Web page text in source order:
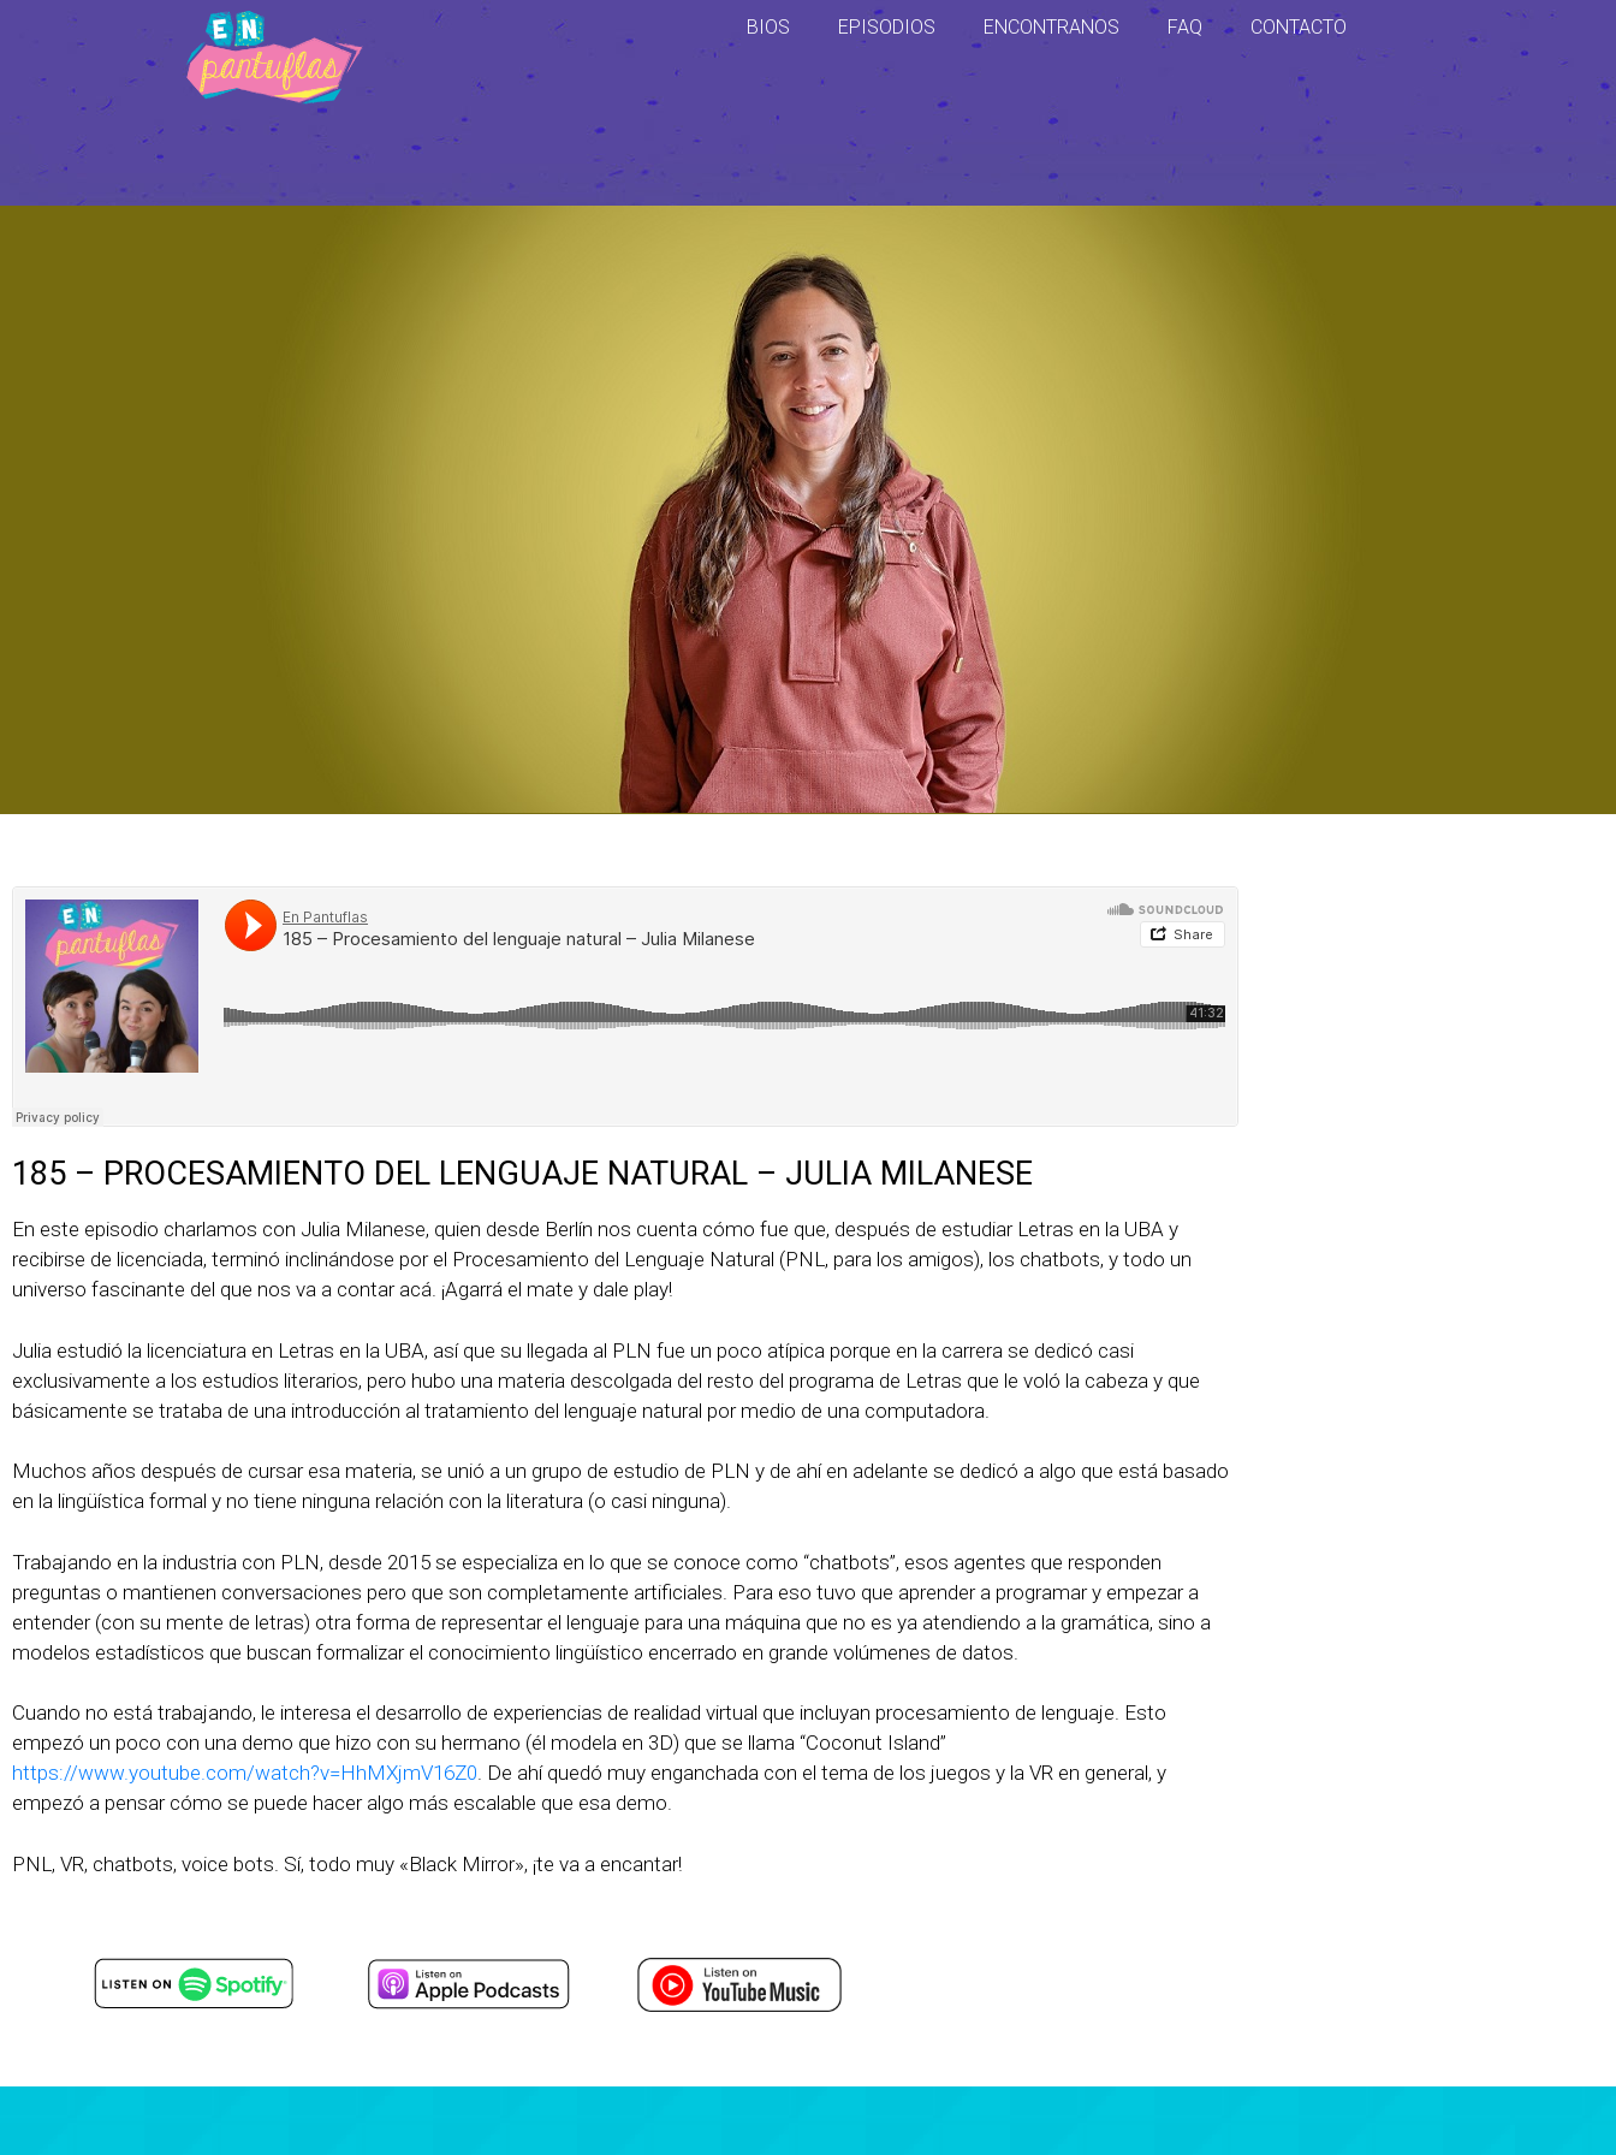
BIOS EPISODIOS ENCONTRANOS FAQ CONTACTO
185 – PROCESAMIENTO DEL LENGUAJE NATURAL – JULIA MILANESE
En este episodio charlamos con Julia Milanese, quien desde Berlín nos cuenta cómo fue que, después de estudiar Letras en la UBA y
recibirse de licenciada, terminó inclinándose por el Procesamiento del Lenguaje Natural (PNL, para los amigos), los chatbots, y todo un
universo fascinante del que nos va a contar acá. ¡Agarrá el mate y dale play!
Julia estudió la licenciatura en Letras en la UBA, así que su llegada al PLN fue un poco atípica porque en la carrera se dedicó casi
exclusivamente a los estudios literarios, pero hubo una materia descolgada del resto del programa de Letras que le voló la cabeza y que
básicamente se trataba de una introducción al tratamiento del lenguaje natural por medio de una computadora.
Muchos años después de cursar esa materia, se unió a un grupo de estudio de PLN y de ahí en adelante se dedicó a algo que está basado
en la lingüística formal y no tiene ninguna relación con la literatura (o casi ninguna).
Trabajando en la industria con PLN, desde 2015 se especializa en lo que se conoce como “chatbots”, esos agentes que responden
preguntas o mantienen conversaciones pero que son completamente artificiales. Para eso tuvo que aprender a programar y empezar a
entender (con su mente de letras) otra forma de representar el lenguaje para una máquina que no es ya atendiendo a la gramática, sino a
modelos estadísticos que buscan formalizar el conocimiento lingüístico encerrado en grande volúmenes de datos.
Cuando no está trabajando, le interesa el desarrollo de experiencias de realidad virtual que incluyan procesamiento de lenguaje. Esto
empezó un poco con una demo que hizo con su hermano (él modela en 3D) que se llama “Coconut Island”
https://www.youtube.com/watch?v=HhMXjmV16Z0. De ahí quedó muy enganchada con el tema de los juegos y la VR en general, y
empezó a pensar cómo se puede hacer algo más escalable que esa demo.
PNL, VR, chatbots, voice bots. Sí, todo muy «Black Mirror», ¡te va a encantar!